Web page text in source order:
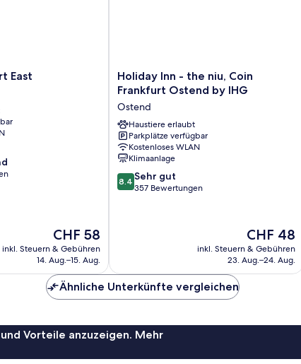
East
Der
Preis
beträgt
CHF 58
inkl. Steuern & Gebühren
14. Aug.–15. Aug.
Holiday
Inn
the
niu,
Coin
Frankfurt
Ostend
by
IHG
Holiday Inn - the niu, Coin
Frankfurt Ostend by IHG
Ostend
Haustiere erlaubt
Parkplätze verfügbar
Kostenloses WLAN
Klimaanlage
8.4
von
8.4 Sehr gut
357 Bewertungen
Der
Preis
beträgt
CHF 48
inkl. Steuern & Gebühren
23. Aug.–24. Aug.
Ähnliche Unterkünfte vergleichen
Vorteile anzuzeigen. Mehr